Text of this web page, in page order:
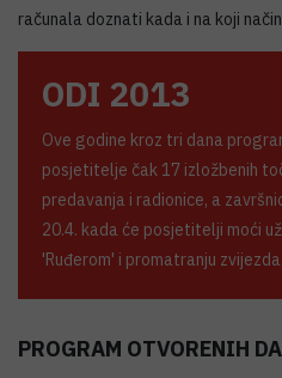
računala doznati kada i na koji
ODI 2013
Ove godine kroz tri dana
posjetitelje čak 17 izložbenih
predavanja i radionice, a
20.4. kada će posjetitelji moći
'Ruđerom' i promatranju
PROGRAM OTVORENIH